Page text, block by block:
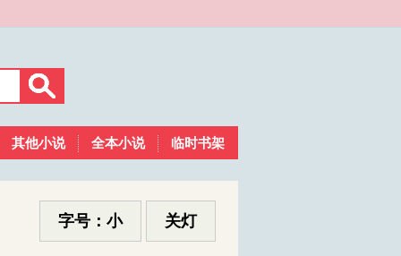
其他小说 全本小说 临时书架
关灯
字号：小